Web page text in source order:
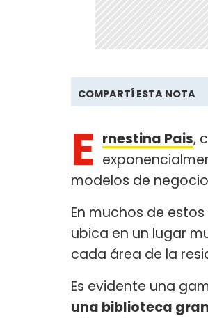
COMPARTÍ ESTA NOTA
E rnestina Pais,
modelos de
En muchos de
ubica en un lugar
cada área de la
Es evidente una
una biblioteca